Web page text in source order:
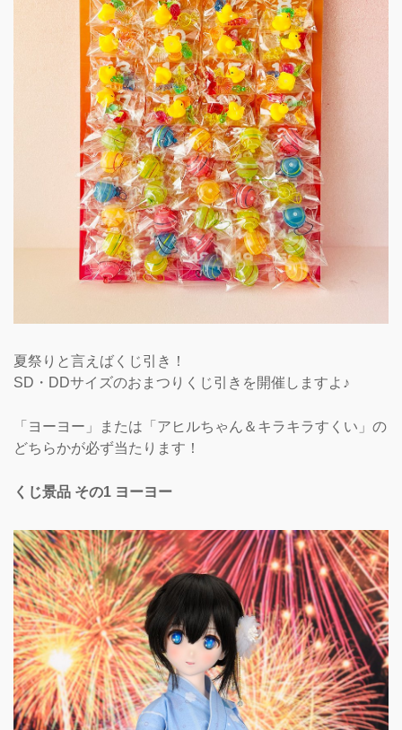
夏祭りと言えばくじ引き！
SD・DDサイズのおまつりくじ引きを開催しますよ♪
「ヨーヨー」または「アヒルちゃん＆キラキラすくい」の
どちらかが必ず当たります！
くじ景品 その1 ヨーヨー